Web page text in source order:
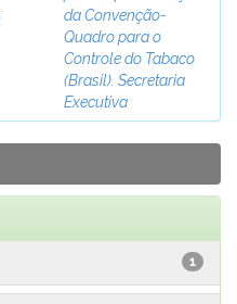
da Convenção-
Quadro para o
Controle do Tabaco
(Brasil). Secretaria
Executiva
1